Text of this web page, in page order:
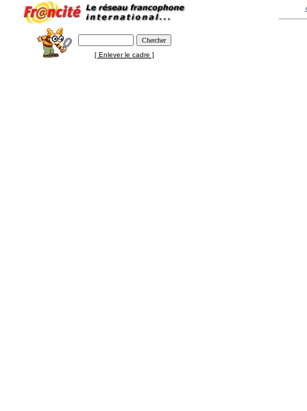
[ Enlever le cadre ]